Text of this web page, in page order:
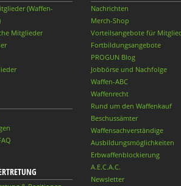
(Waffen-
Mitglieder
Nachrichten
Merch-Shop
Vorteilsangebote für
Fortbildungsangebote
PROGUN Blog
Jobbörse und Nachfolge
Waffen-ABC
Waffenrecht
Rund um den Waffenkauf
Beschussämter
Waffensachverständige
Ausbildungsmöglichkeiten
Erbwaffenblockierung
A.E.C.A.C.
Newsletter